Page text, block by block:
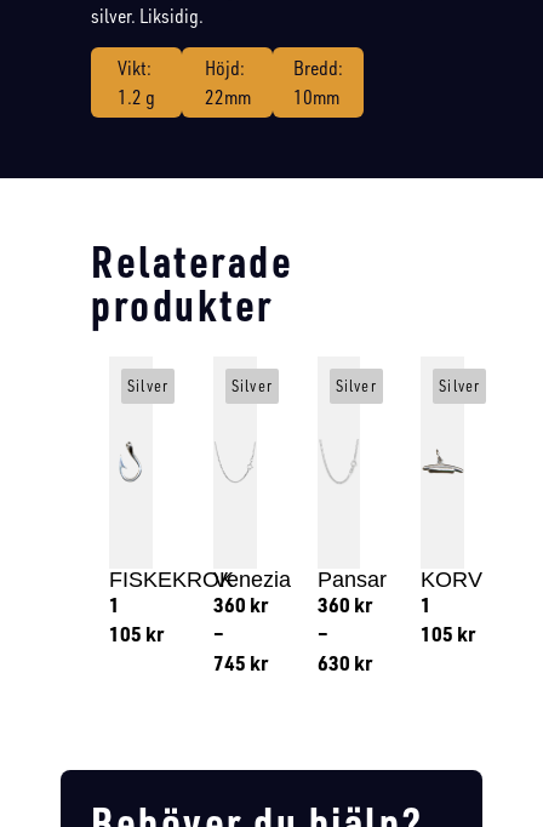
silver. Liksidig.
Vikt:
1.2 g
Höjd:
22mm
Bredd:
10mm
Relaterade
produkter
FISKEKROK
1
105 kr
Silver
Venezia
360 kr
–
745 kr
Silver
Pansar
360 kr
–
630 kr
Silver
KORV
1
105 kr
Silver